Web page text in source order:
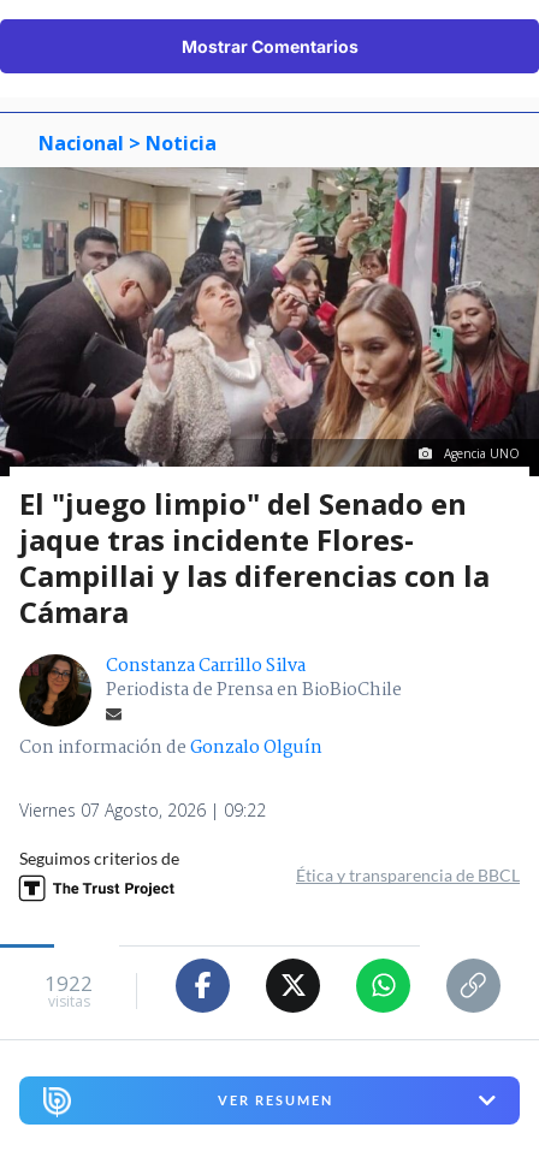
Mostrar Comentarios
Nacional > Noticia
Agencia UNO
El "juego limpio" del Senado en
jaque tras incidente Flores-
Campillai y las diferencias con la
Cámara
Constanza Carrillo Silva
Periodista de Prensa en BioBioChile
Con información deGonzalo Olguín
Viernes 07 Agosto, 2026 | 09:22
Seguimos criterios de
Ética y transparencia de BBCL
1922
visitas
VER RESUMEN